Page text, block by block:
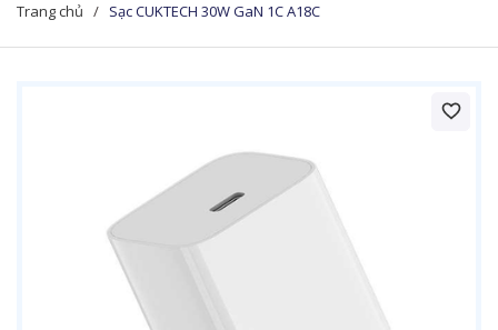
Trang chủ / Sạc CUKTECH 30W GaN 1C A18C